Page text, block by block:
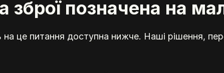
зброї позначена на
на це питання доступна нижче. Наші рішення,